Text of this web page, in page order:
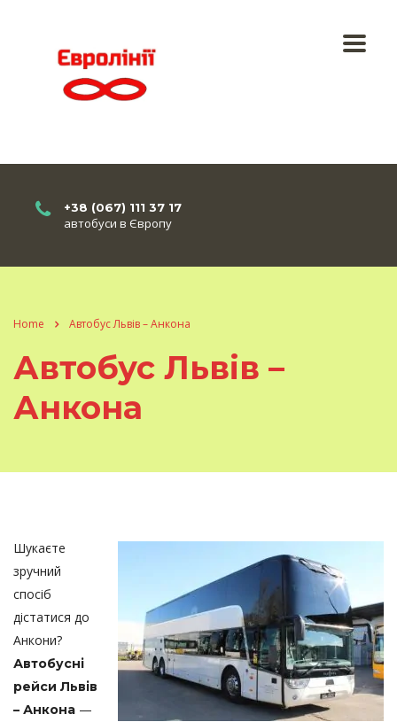
+38 (067) 111 37 17
автобуси в Європу
Home Автобус Львів – Анкона
Автобус Львів –
Анкона
Шукаєте
зручний
спосіб
дістатися до
Анкони?
Автобусні
рейси Львів
– Анкона —